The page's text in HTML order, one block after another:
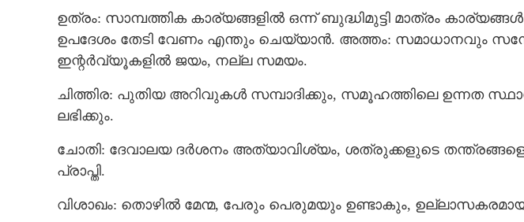
ഉത്രം: സാമ്പത്തിക കാര്യങ്ങളില്‍ ഒന്ന് ബുദ്ധിമുട്ടി മാത്രം
ഉപദേശം തേടി വേണം എന്തും ചെയ്യാന്‍. അത്തം: സമാധാനവും
ഇന്റര്‍വ്യൂകളില്‍ ജയം, നല്ല സമയം.
ചിത്തിര: പുതിയ അറിവുകള്‍ സമ്പാദിക്കും, സമൂഹത്തിലെ ഉന്നത
ലഭിക്കും.
ചോതി: ദേവാലയ ദര്‍ശനം അത്യാവിശ്യം, ശത്രുക്കളുടെ
പ്രാപ്തി.
വിശാഖം: തൊഴില്‍ മേന്മ, പേരും പെരുമയും ഉണ്ടാകും,